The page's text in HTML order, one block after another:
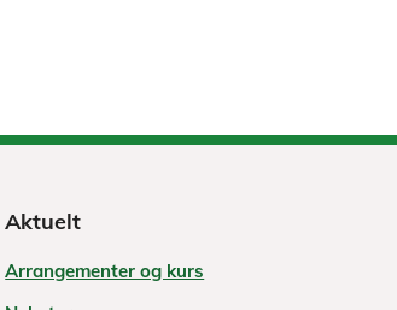
Aktuelt
Arrangementer og kurs